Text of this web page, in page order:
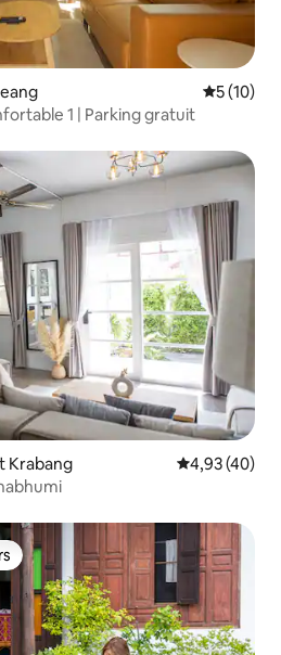
5 (10)
1 | Parking gratuit
Krabang Évaluation
4,93 (40)